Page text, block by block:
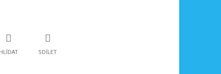
HLÍDAT SDÍLET